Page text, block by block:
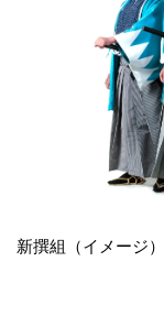
新撰組（イメージ）